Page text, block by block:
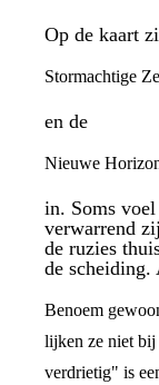
Op de kaart
Stormachtige
en de
Nieuwe
in. Soms
verwarrend
de ruzies
de scheiding.
Benoem
lijken ze niet bij
verdrietig" is